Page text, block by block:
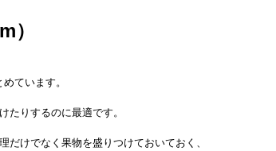
）
ています。
りするのに最適です。
だけでなく果物を盛りつけておいておく、